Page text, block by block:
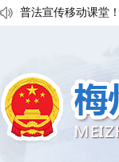
普法宣传移动课堂